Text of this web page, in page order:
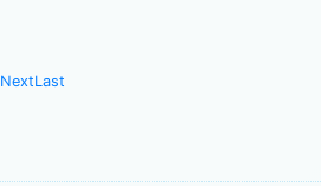
NextLast